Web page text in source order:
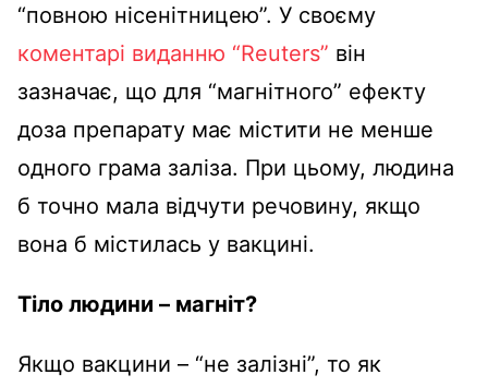
“повною нісенітницею”. У своєму
коментарі виданню “Reuters” він
зазначає, що для “магнітного” ефекту
доза препарату має містити не менше
одного грама заліза. При цьому, людина
б точно мала відчути речовину, якщо
вона б містилась у вакцині.
Тіло людини – магніт?
Якщо вакцини – “не залізні”, то як